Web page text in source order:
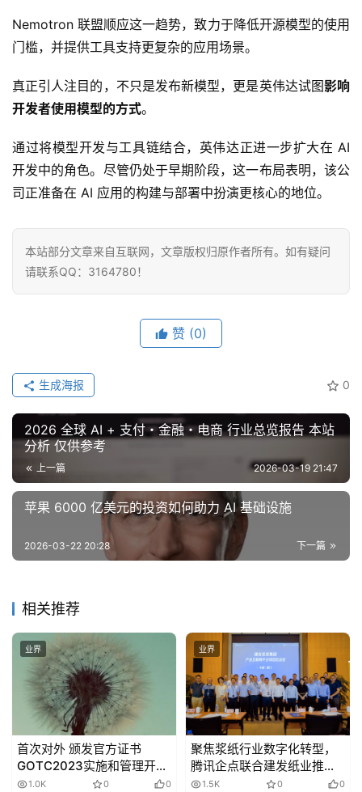
算
来
医
智
能
驶
智
慧
更
多
内
容
登录 注册
Nemotron 联盟顺应这一趋势，致力于降低开源模型的使用
门槛，并提供工具支持更复杂的应用场景。
真正引人注目的，不只是发布新模型，更是英伟达试图影响
开发者使用模型的方式。
通过将模型开发与工具链结合，英伟达正进一步扩大在 AI
开发中的角色。尽管仍处于早期阶段，这一布局表明，该公
司正准备在 AI 应用的构建与部署中扮演更核心的地位。
本站部分文章来自互联网，文章版权归原作者所有。如有疑问
请联系QQ：3164780！
赞 (0)
0
生成海报
2026 全球 AI + 支付・金融・电商 行业总览报告 本站
分析 仅供参考
上一篇 2026-03-19 21:47
苹果 6000 亿美元的投资如何助力 AI 基础设施
下一篇
2026-03-22 20:28
相关推荐
业界
首次对外 颁发官方证书
GOTC2023实施和管理开源
合规计划培训研讨会来啦
1.0K 0 0
业界
聚焦浆纸行业数字化转型，
腾讯企点联合建发纸业推出
产业互联平台浆易通2.0
1.5K 0 0